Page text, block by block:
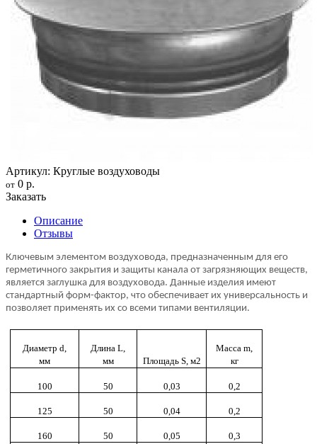
Артикул: Круглые воздуховоды
от 0 р.
Заказать
Описание
Отзывы
Ключевым элементом воздуховода, предназначенным для его
герметичного закрытия и защиты канала от загрязняющих веществ,
является заглушка для воздуховода. Данные изделия имеют
стандартный форм-фактор, что обеспечивает их универсальность и
позволяет применять их со всеми типами вентиляции.
Диаметр d,
мм
Длина L,
мм
Площадь S, м2
Масса m,
кг
100 50 0,03 0,2
125 50 0,04 0,2
160 50 0,05 0,3